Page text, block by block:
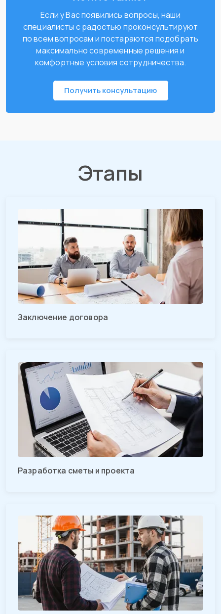
Если у Вас появились вопросы, наши
специалисты с радостью проконсультируют
по всем вопросам и постараются подобрать
максимально современные решения и
комфортные условия сотрудничества.
Получить консультацию
Этапы
Заключение договора
Разработка сметы и проекта